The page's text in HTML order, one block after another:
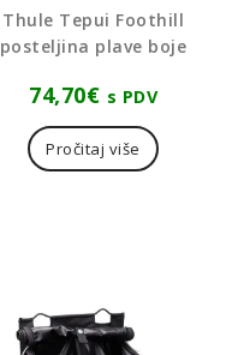
Thule Tepui Foothill
posteljina plave boje
74,70€ s PDV
Pročitaj više